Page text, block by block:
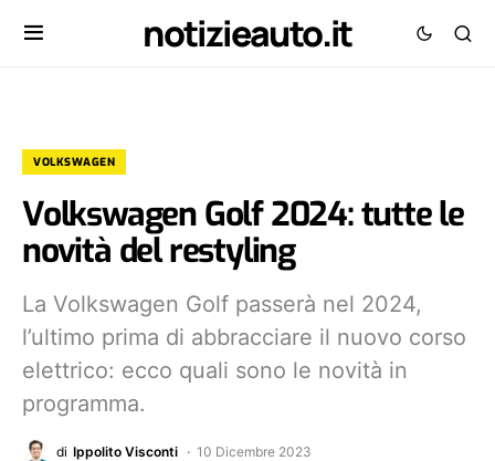
notizieauto.it
VOLKSWAGEN
Volkswagen Golf 2024: tutte le
novità del restyling
La Volkswagen Golf passerà nel 2024,
l’ultimo prima di abbracciare il nuovo corso
elettrico: ecco quali sono le novità in
programma.
di Ippolito Visconti 10 Dicembre 2023